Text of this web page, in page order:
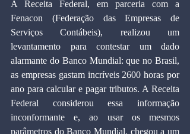
A Receita Federal, em parceria com a
Fenacon (Federação das Empresas de
Serviços Contábeis), realizou um
levantamento para contestar um dado
alarmante do Banco Mundial: que no Brasil,
as empresas gastam incríveis 2600 horas por
ano para calcular e pagar tributos. A Receita
Federal considerou essa informação
inconformante e, ao usar os mesmos
parâmetros do Banco Mundial, chegou a um